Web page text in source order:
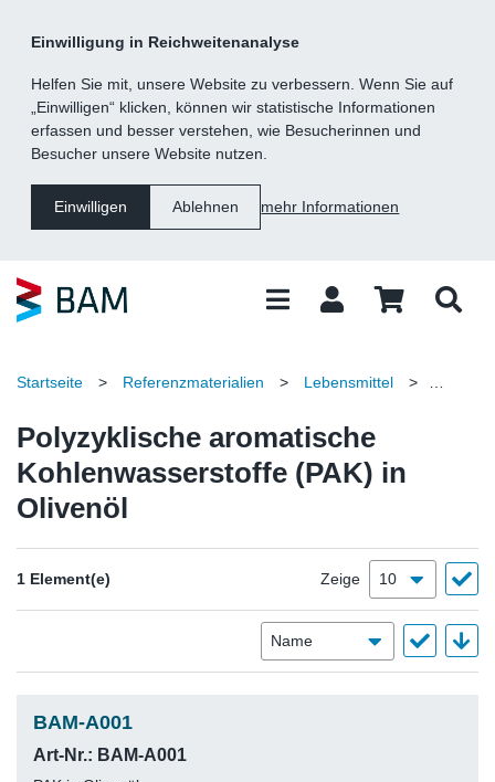
Einwilligung in Reichweitenanalyse
Helfen Sie mit, unsere Website zu verbessern. Wenn Sie auf
„Einwilligen“ klicken, können wir statistische Informationen
erfassen und besser verstehen, wie Besucherinnen und
Besucher unsere Website nutzen.
Einwilligen Ablehnen mehr Informationen
Suche
Inhalt
Kategorie
Fußzeile
Startseite > Referenzmaterialien > Lebensmittel
>
Olivenöl
Polyzyklische aromatische
Kohlenwasserstoffe (PAK) in
Olivenöl
1 Element(e) Zeige
BAM-A001
Art-Nr.: BAM-A001